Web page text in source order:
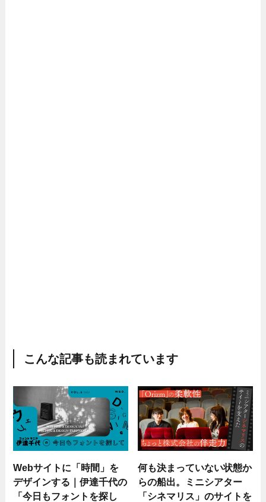
こんな記事も読まれています
Webサイトに「時間」を
デザインする｜伊達千代の
「今日もフォントを探し
何も決まっていない状態か
らの船出。ミニシアター
「シネマリス」のサイトを